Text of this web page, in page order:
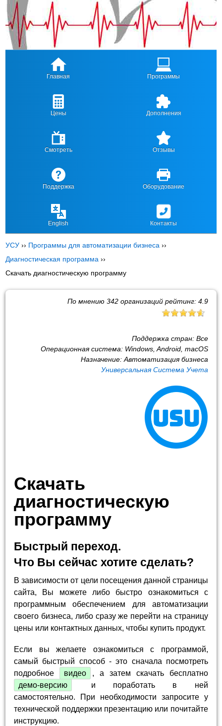
Главная Программы
Цены Дополнения
Смотреть Отзывы
Поддержка Оборудование
English Контакты
УСУ ›› Программы для автоматизации бизнеса ››
Диагностическая программа ››
Скачать диагностическую программу
По мнению 342организаций рейтинг: 4.9
Поддержка стран: Все
Операционная система: Windows, Android, macOS
Назначение: Автоматизация бизнеса
Универсальная Система Учета
Скачать
диагностическую
программу
Быстрый переход.
Что Вы сейчас хотите сделать?
В зависимости от цели посещения данной страницы
сайта, Вы можете либо быстро ознакомиться с
программным обеспечением для автоматизации
своего бизнеса, либо сразу же перейти на страницу
цены или контактных данных, чтобы купить продукт.
Если вы желаете ознакомиться с программой,
самый быстрый способ - это сначала посмотреть
подробное
видео
, а затем скачать бесплатно
демо-версию
и поработать в ней
самостоятельно. При необходимости запросите у
технической поддержки презентацию или почитайте
инструкцию.